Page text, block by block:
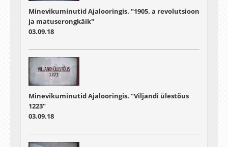
Minevikuminutid Ajalooringis. "1905. a revolutsioon
ja matuserongkäik"
03.09.18
Minevikuminutid Ajalooringis. "Viljandi ülestõus
1223"
03.09.18